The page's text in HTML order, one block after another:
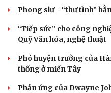
Phong slư - “thư tình”
“Tiếp sức” cho công
Quỹ Văn hóa, nghệ thuật
Phó huyện trưởng của
thống ở miền Tây
Phản ứng của Dwayne